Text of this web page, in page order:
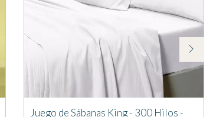
Juego de Sábanas King - 300 Hilos -